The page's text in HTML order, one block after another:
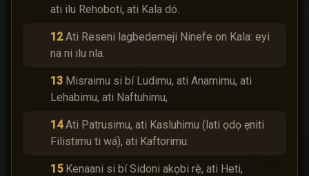
ati ilu Rehoboti, ati Kala dó.
12 Ati Reseni lagbedemeji Ninefe on Kala: eyi
na ni ilu nla.
13 Misraimu si bí Ludimu, ati Anamimu, ati
Lehabimu, ati Naftuhimu,
14 Ati Patrusimu, ati Kasluhimu (lati ọdọ ẹniti
Filistimu ti wá), ati Kaftorimu.
15 Kenaani si bí Sidoni akọbi rẹ̀, ati Heti,